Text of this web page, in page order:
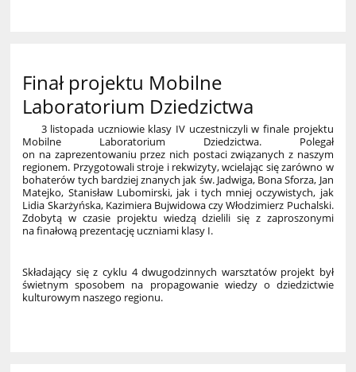
Finał projektu Mobilne
Laboratorium Dziedzictwa
3 listopada uczniowie klasy IV uczestniczyli w finale projektu
Mobilne Laboratorium Dziedzictwa. Polegał
on na zaprezentowaniu przez nich postaci związanych z naszym
regionem. Przygotowali stroje i rekwizyty, wcielając się zarówno w
bohaterów tych bardziej znanych jak św. Jadwiga, Bona Sforza, Jan
Matejko, Stanisław Lubomirski, jak i tych mniej oczywistych, jak
Lidia Skarżyńska, Kazimiera Bujwidowa czy Włodzimierz Puchalski.
Zdobytą w czasie projektu wiedzą dzielili się z zaproszonymi
na finałową prezentację uczniami klasy I.
Składający się z cyklu 4 dwugodzinnych warsztatów projekt był
świetnym sposobem na propagowanie wiedzy o dziedzictwie
kulturowym naszego regionu.